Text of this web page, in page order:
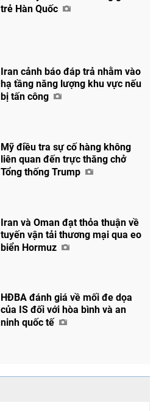
Facebook
trẻ Hàn Quốc
Iran cảnh báo đáp trả nhằm vào
hạ tầng năng lượng khu vực nếu
bị tấn công
Mỹ điều tra sự cố hàng không
liên quan đến trực thăng chở
Tổng thống Trump
Iran và Oman đạt thỏa thuận về
tuyến vận tải thương mại qua eo
biển Hormuz
HĐBA đánh giá về mối đe dọa
của IS đối với hòa bình và an
ninh quốc tế